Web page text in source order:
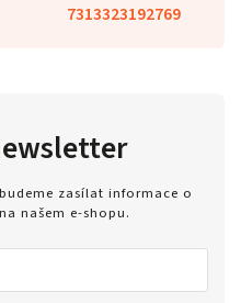
7313323192769
zasílat informace o
našem e-shopu.